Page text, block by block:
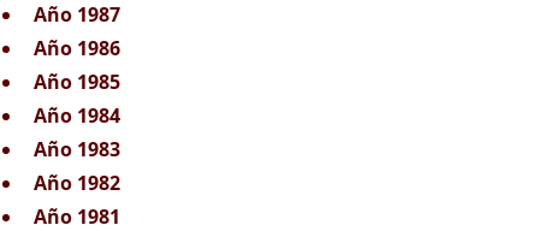
Año 1987
Año 1986
Año 1985
Año 1984
Año 1983
Año 1982
Año 1981